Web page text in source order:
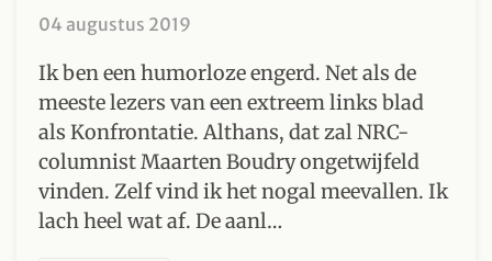
04 augustus 2019
Ik ben een humorloze engerd. Net als de
meeste lezers van een extreem links blad
als Konfrontatie. Althans, dat zal NRC-
columnist Maarten Boudry ongetwijfeld
vinden. Zelf vind ik het nogal meevallen. Ik
lach heel wat af. De aanl…